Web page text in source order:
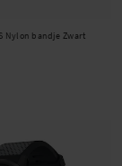
Nylon bandje Zwart